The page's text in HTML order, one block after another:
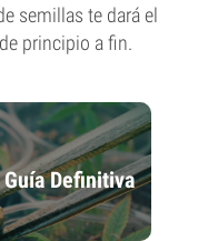
semillas te dará el
principio a fin.
Definitiva